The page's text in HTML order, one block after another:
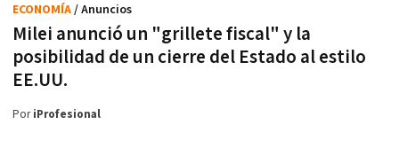
Milei anunció un "grillete fiscal" y la
posibilidad de un cierre del Estado al estilo
EE.UU.
ECONOMÍA/ Anuncios
PoriProfesional